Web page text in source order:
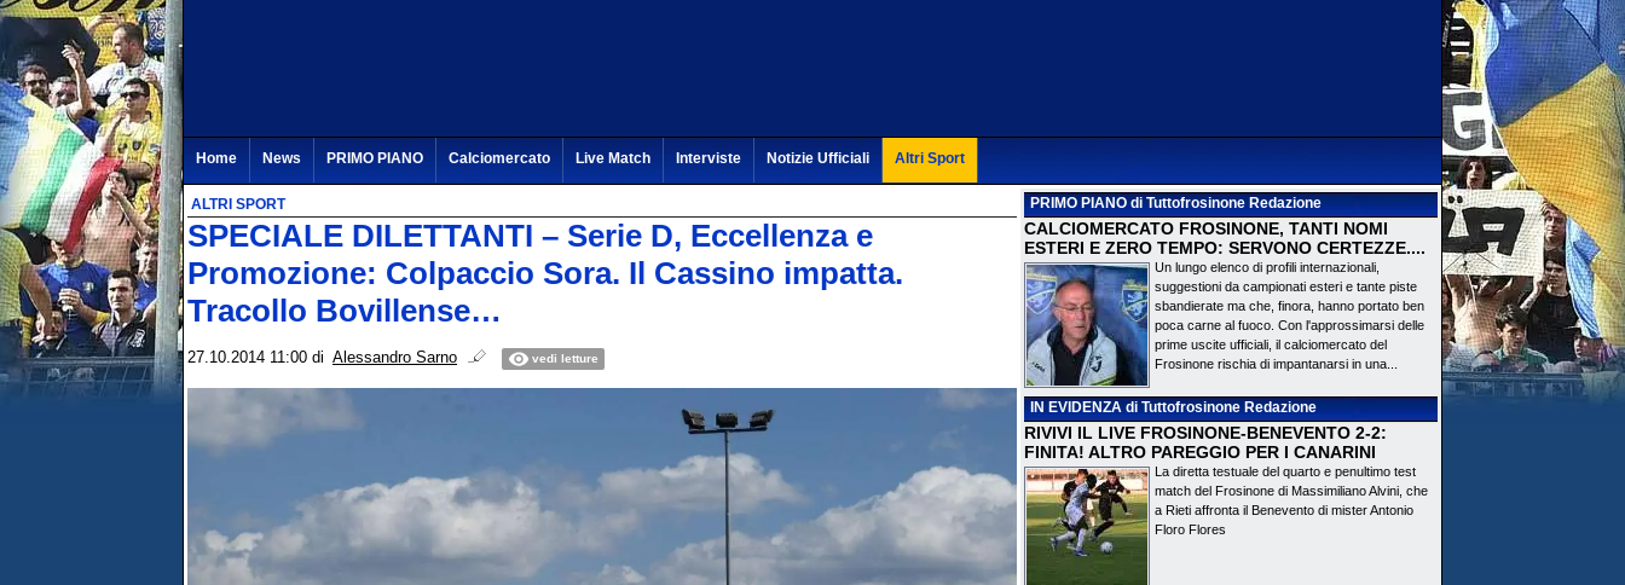
Home News PRIMO PIANO Calciomercato Live Match Interviste Notizie Ufficiali Altri Sport
ALTRI SPORT
SPECIALE DILETTANTI – Serie D, Eccellenza e
Promozione: Colpaccio Sora. Il Cassino impatta.
Tracollo Bovillense…
27.10.2014 11:00 di Alessandro Sarno vedi letture
PRIMO PIANOdi Tuttofrosinone Redazione
CALCIOMERCATO FROSINONE, TANTI NOMI
ESTERI E ZERO TEMPO: SERVONO CERTEZZE....
Un lungo elenco di profili internazionali,
suggestioni da campionati esteri e tante piste
sbandierate ma che, finora, hanno portato ben
poca carne al fuoco. Con l'approssimarsi delle
prime uscite ufficiali, il calciomercato del
Frosinone rischia di impantanarsi in una...
IN EVIDENZAdi Tuttofrosinone Redazione
RIVIVI IL LIVE FROSINONE-BENEVENTO 2-2:
FINITA! ALTRO PAREGGIO PER I CANARINI
La diretta testuale del quarto e penultimo test
match del Frosinone di Massimiliano Alvini, che
a Rieti affronta il Benevento di mister Antonio
Floro Flores